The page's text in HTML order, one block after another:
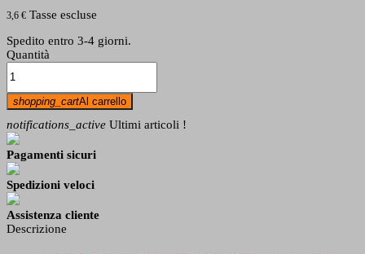
3,6 € Tasse escluse
Spedito entro 3-4 giorni.
Quantità
shopping_cartAl carrello
notifications_active Ultimi articoli !
Pagamenti sicuri
Spedizioni veloci
Assistenza cliente
Descrizione